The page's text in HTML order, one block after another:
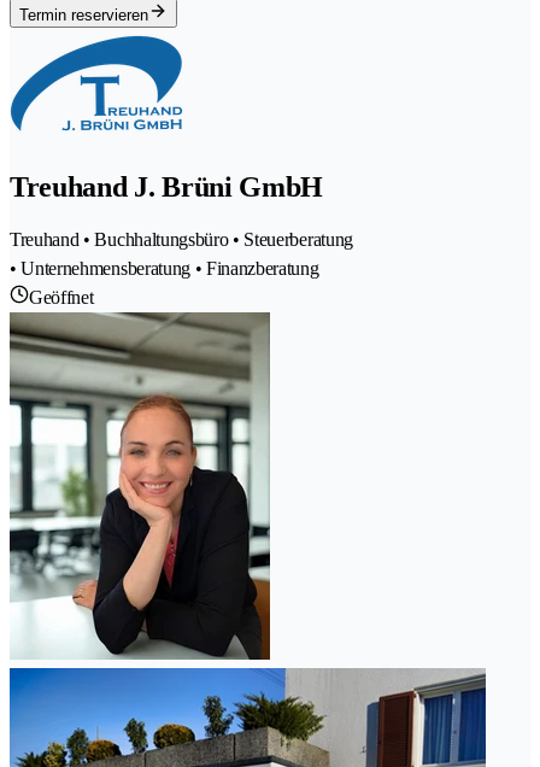
Termin reservieren
Treuhand J. Brüni GmbH
Treuhand • Buchhaltungsbüro • Steuerberatung
• Unternehmensberatung • Finanzberatung
Geöffnet